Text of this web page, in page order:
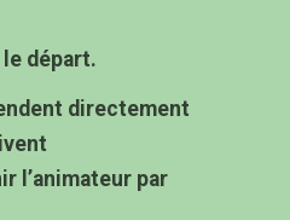
départ.
directement
l’animateur par